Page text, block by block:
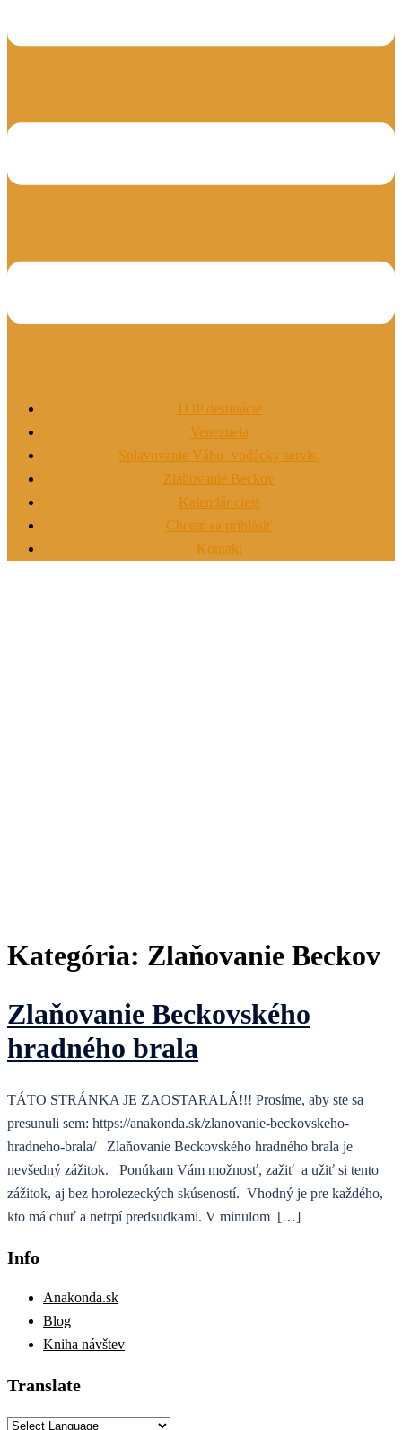
TOP destinácie
Venezuela
Splavovanie Váhu- vodácky servis.
Zlaňovanie Beckov
Kalendár ciest
Chcem sa prihlásiť
Kontakt
Kategória: Zlaňovanie Beckov
Zlaňovanie Beckovského
hradného brala
TÁTO STRÁNKA JE ZAOSTARALÁ!!! Prosíme, aby ste sa
presunuli sem: https://anakonda.sk/zlanovanie-beckovskeho-
hradneho-brala/ Zlaňovanie Beckovského hradného brala je
nevšedný zážitok. Ponúkam Vám možnosť, zažiť a užiť si tento
zážitok, aj bez horolezeckých skúseností. Vhodný je pre každého,
kto má chuť a netrpí predsudkami. V minulom […]
Info
Anakonda.sk
Blog
Kniha návštev
Translate